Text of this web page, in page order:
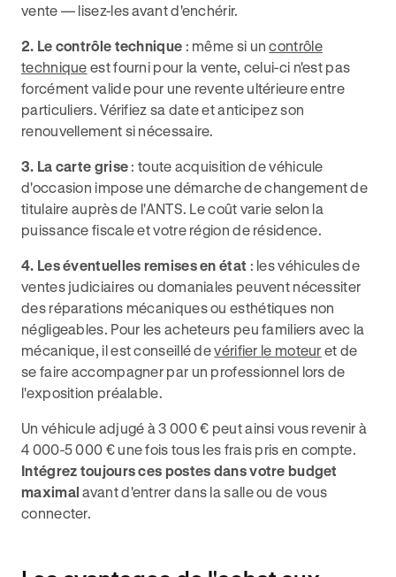
vente — lisez-les avant d'enchérir.
2. Le contrôle technique : même si uncontrôle
technique est fourni pour la vente, celui-ci n'est pas
forcément valide pour une revente ultérieure entre
particuliers. Vérifiez sa date et anticipez son
renouvellement si nécessaire.
3. La carte grise : toute acquisition de véhicule
d'occasion impose une démarche de changement de
titulaire auprès de l'ANTS. Le coût varie selon la
puissance fiscale et votre région de résidence.
4. Les éventuelles remises en état : les véhicules de
ventes judiciaires ou domaniales peuvent nécessiter
des réparations mécaniques ou esthétiques non
négligeables. Pour les acheteurs peu familiers avec la
mécanique, il est conseillé devérifier le moteur et de
se faire accompagner par un professionnel lors de
l'exposition préalable.
Un véhicule adjugé à 3 000 € peut ainsi vous revenir à
4 000-5 000 € une fois tous les frais pris en compte.
Intégrez toujours ces postes dans votre budget
maximal avant d'entrer dans la salle ou de vous
connecter.